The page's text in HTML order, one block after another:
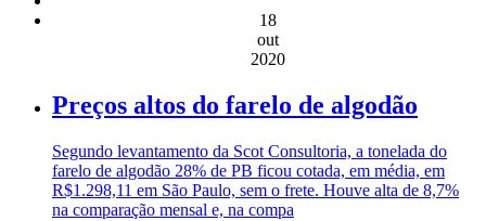
18
out
2020
Preços altos do farelo de algodão
Segundo levantamento da Scot Consultoria, a tonelada do
farelo de algodão 28% de PB ficou cotada, em média, em
R$1.298,11 em São Paulo, sem o frete. Houve alta de 8,7%
na comparação mensal e, na compa